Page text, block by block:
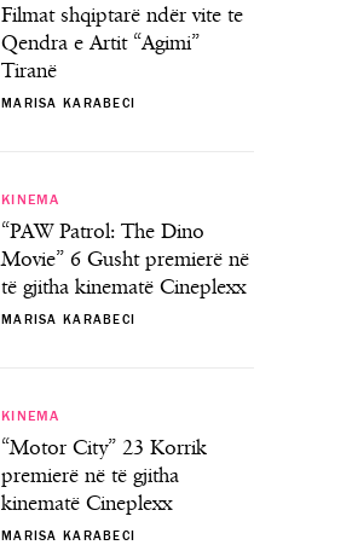
Filmat shqiptarë ndër vite te
Qendra e Artit “Agimi”
Tiranë
MARISA KARABECI
KINEMA
“PAW Patrol: The Dino
Movie” 6 Gusht premierë në
të gjitha kinematë Cineplexx
MARISA KARABECI
KINEMA
“Motor City” 23 Korrik
premierë në të gjitha
kinematë Cineplexx
MARISA KARABECI